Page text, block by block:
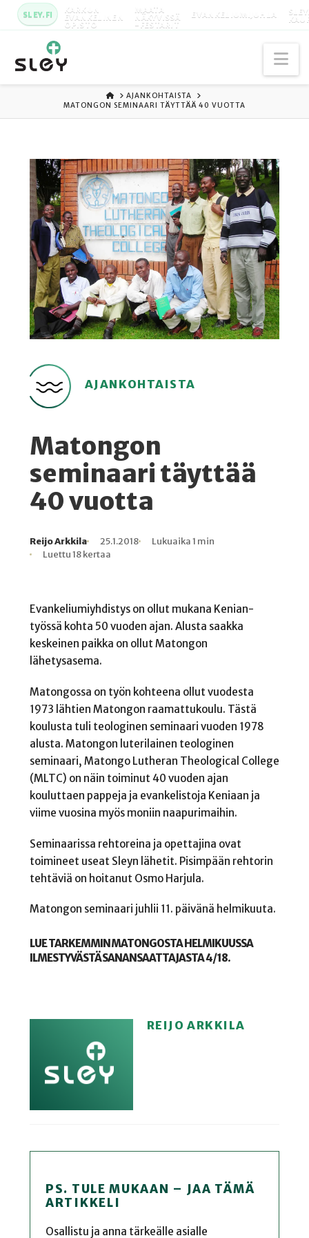
SLEY.FI KARKUN
EVANKELINEN
OPISTO
MAATA
NÄKYVISSÄ
-FESTARIT
EVANKELIUMIJUHLA
ETUSIVU
AJANKOHTAISTA
MATONGON SEMINAARI TÄYTTÄÄ 40 VUOTTA
AJANKOHTAISTA
Matongon
seminaari täyttää
40 vuotta
Kirjoittaja
Reijo Arkkila
Julkaistu
25.1.2018
Lukuaika
Lukuaika 1 min
Lukukertoja
Luettu 18 kertaa
Evankeliumiyhdistys on ollut mukana Kenian-
työssä kohta 50 vuoden ajan. Alusta saakka
keskeinen paikka on ollut Matongon
lähetysasema.
Matongossa on työn kohteena ollut vuodesta
1973 lähtien Matongon raamattukoulu. Tästä
koulusta tuli teologinen seminaari vuoden 1978
alusta. Matongon luterilainen teologinen
seminaari, Matongo Lutheran Theological College
(MLTC) on näin toiminut 40 vuoden ajan
kouluttaen pappeja ja evankelistoja Keniaan ja
viime vuosina myös moniin naapurimaihin.
Seminaarissa rehtoreina ja opettajina ovat
toimineet useat Sleyn lähetit. Pisimpään rehtorin
tehtäviä on hoitanut Osmo Harjula.
Matongon seminaari juhlii 11. päivänä helmikuuta.
LUE TARKEMMIN MATONGOSTA HELMIKUUSSA
ILMESTYVÄSTÄ SANANSAATTAJASTA 4/18.
REIJO ARKKILA
PS. TULE MUKAAN – JAA TÄMÄ
ARTIKKELI
Osallistu ja anna tärkeälle asialle